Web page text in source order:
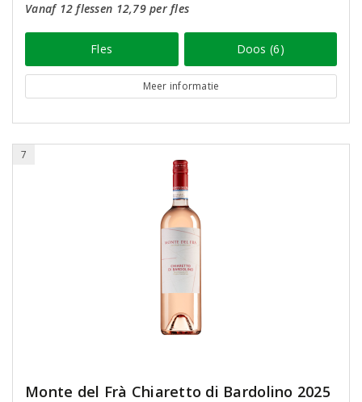
Vanaf 12 flessen 12,79 per fles
Fles Doos (6)
Meer informatie
7
Monte del Frà Chiaretto di Bardolino 2025